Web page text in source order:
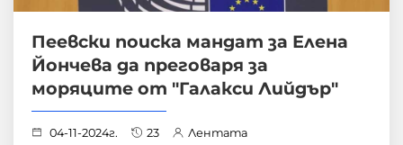
Пеевски поиска мандат за Елена
Йончева да преговаря за
моряците от "Галакси Лийдър"
04-11-2024г. 23 Лентата